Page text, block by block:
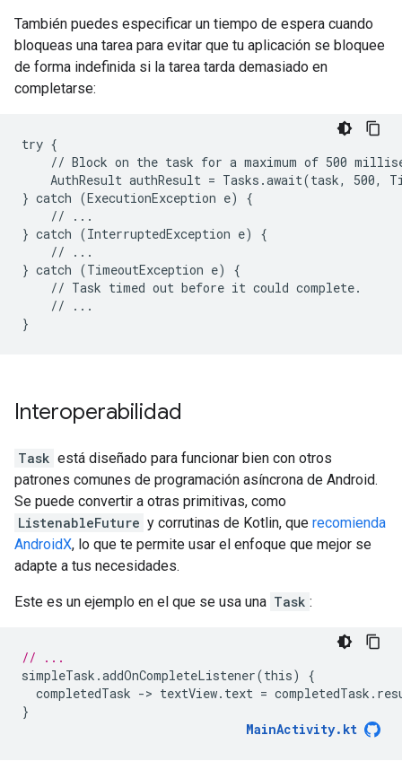
También puedes especificar un tiempo de espera cuando
bloqueas una tarea para evitar que tu aplicación se bloquee
de forma indefinida si la tarea tarda demasiado en
completarse:
try {
// Block on the task for a maximum of 500
AuthResult authResult = Tasks.await(task, 500,
} catch (ExecutionException e) {
    // ...
} catch (InterruptedException e) {
    // ...
} catch (TimeoutException e) {
    // Task timed out before it could complete.
    // ...
}
Interoperabilidad
Task está diseñado para funcionar bien con otros
patrones comunes de programación asíncrona de Android.
Se puede convertir a otras primitivas, como
ListenableFuture y corrutinas de Kotlin, que recomienda
AndroidX, lo que te permite usar el enfoque que mejor se
adapte a tus necesidades.
Este es un ejemplo en el que se usa una Task :
// ...
simpleTask .addOnCompleteListener(this)
{
completedTask -> textView. text = completedTask .
}
MainActivity. kt